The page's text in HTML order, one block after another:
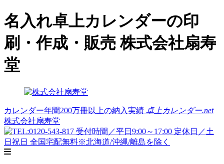
名入れ卓上カレンダーの印
刷・作成・販売 株式会社扇寿
堂
カレンダー年間200万冊以上の納入実績 卓上カレンダー.net
株式会社扇寿堂